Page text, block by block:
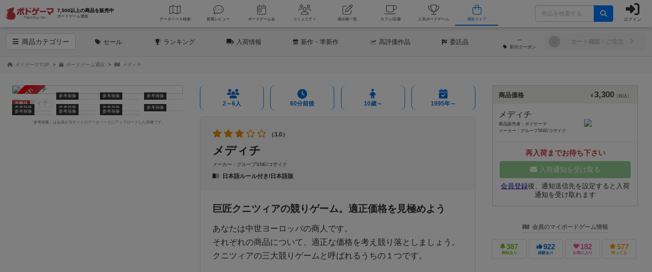
7,500以上の商品を販売中
ボードゲーム通販
データベース 検索 新着レビュー ボードゲーム会 コミュニティ 掲示板一覧 カフェ/店舗 人気ボードゲーム 通販ストア ログイン
商品カテゴリー セール ランキング 入荷情報 新作 ・準新作 高評価作品 委託品 ─
割引 クーポン
カート確認・ご注文
ボドゲーマTOP ボードゲーム通販 メディチ
売り切れ
当商品
参考画像 参考画像 参考画像
参考画像 参考画像 参考画像
参考画像
参考画像
参考画像 参考画像
「参考画像」は会員が当サイトのデータベースにアップロードした画像です。
2～6人 60分前後 10歳～ 1995年～
（3.0）
メディチ
メーカー：グループSNE/コザイク
日本語ルール付き/日本語版
巨匠クニツィアの競りゲーム。適正価格を見極めよう
あなたは中世ヨーロッパの商人です。
それぞれの商品について、適正な価格を考え競り落としましょう。
クニツィアの三大競りゲームと呼ばれるうちの１つです。
商品価格 ¥3,300 （税込）
メディチ
商品販売者：ボドゲーマ
メーカー：グループSNE/コザイク
再入荷までお待ち下さい
入荷通知を受け取る
会員登録後、通知送信先を設定すると入荷
通知を受け取れます
会員のマイボードゲーム情報
387
興味あり
922
経験あり
182
お気に入り
577
持ってる